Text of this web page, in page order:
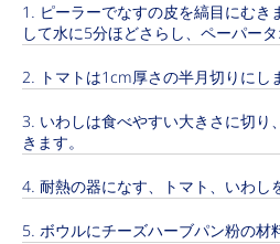
ピーラーでなすの皮を縞目にむ
して水に5分ほどさらし、ペーパー
トマトは1cm厚さの半月切りにし
いわしは食べやすい大きさに切
きます。
耐熱の器になす、トマト、いわし
ボウルにチーズハーブパン粉の材